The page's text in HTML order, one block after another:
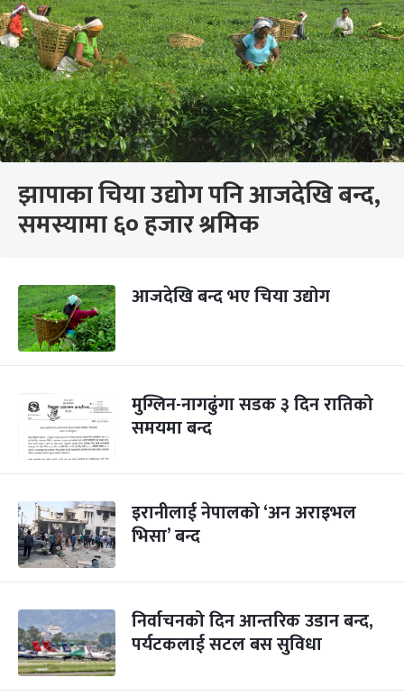
झापाका चिया उद्योग पनि आजदेखि बन्द,
समस्यामा ६० हजार श्रमिक
आजदेखि बन्द भए चिया उद्योग
मुग्लिन-नागढुंगा सडक ३ दिन रातिको
समयमा बन्द
इरानीलाई नेपालको ‘अन अराइभल
भिसा’ बन्द
निर्वाचनको दिन आन्तरिक उडान बन्द,
पर्यटकलाई सटल बस सुविधा